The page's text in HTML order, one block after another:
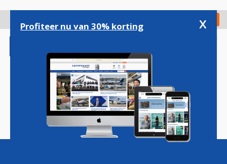
gaan
Check in
Magazine Podcasts Vacatures
Profiteer nu van 30% korting x